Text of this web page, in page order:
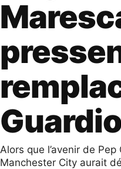
Alors que l’avenir de
Manchester City aurait